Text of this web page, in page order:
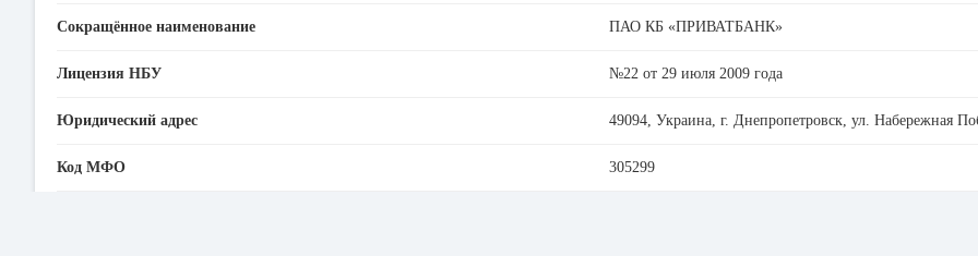
Сокращённое наименование ПАО КБ «ПРИВАТБАНК»
Лицензия НБУ №22 от 29 июля 2009 года
Юридический адрес 49094, Украина, г. Днепропетровск, ул. Набережная
Код МФО 305299